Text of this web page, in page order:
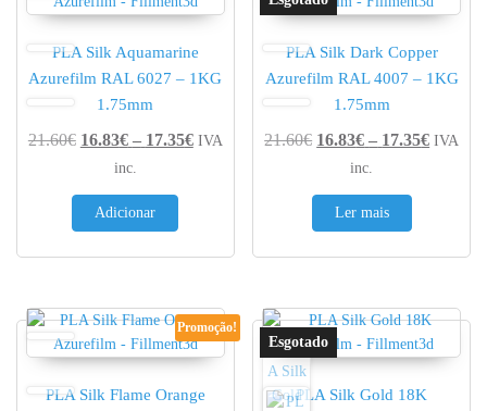
PLA Silk Aquamarine
Azurefilm RAL 6027 – 1KG
1.75mm
21.60€ 16.83€ – 17.35€Price range: 16.83€ through 17.35€
IVA
inc.
Adicionar
PLA Silk Dark Copper
Azurefilm RAL 4007 – 1KG
1.75mm
21.60€ 16.83€ – 17.35€Price
IVA
inc.
Ler mais
Promoção!
PLA Silk Flame Orange
PLA Silk Gold 18K